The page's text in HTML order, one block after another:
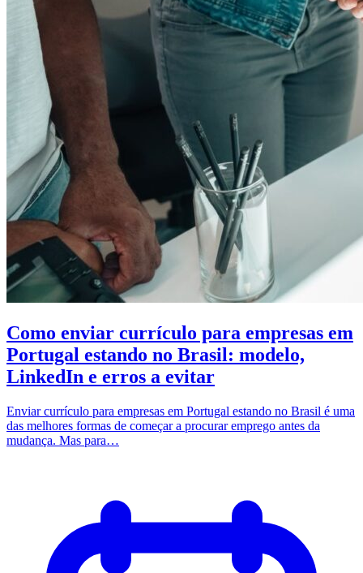
Como enviar currículo para empresas em
Portugal estando no Brasil: modelo,
LinkedIn e erros a evitar
Enviar currículo para empresas em Portugal estando no Brasil é uma
das melhores formas de começar a procurar emprego antes da
mudança. Mas para…